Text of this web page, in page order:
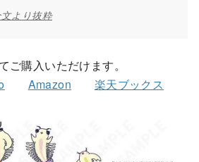
より抜粋
ご購入いただけます。
Amazon 楽天ブックス